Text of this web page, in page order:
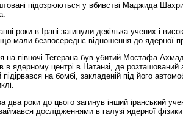
підозрюються у вбивстві Маджида
роки в Ірані загинули декілька учених і
мали безпосереднє відношення до ядерної
на півночі Тегерана був убитий Мостафа
в ядерному центрі в Натанзі, де
підірвався на бомбі, закладеній під його
два роки до цього загинув інший іранський
дослідженнями в галузі ядерної